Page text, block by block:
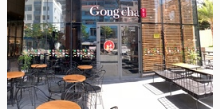
Dịch
vụ
(-)
Đào
tạo